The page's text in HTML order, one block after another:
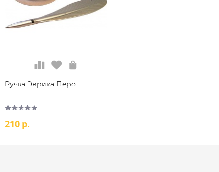
Ручка Эврика Перо
210 р.